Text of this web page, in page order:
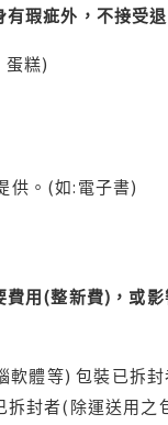
瑕疵外，不接受退
蛋糕)
供。(如:電子書)
用(整新費)，或
體等) 包裝已拆
封者(除運送用之